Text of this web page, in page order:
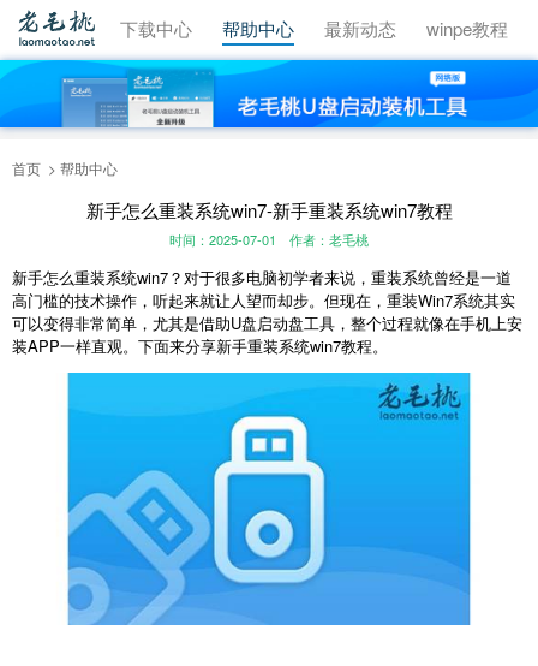
视频教程 下载中心 帮助中心 最新动态 winpe教程
首页 帮助中心
新手怎么重装系统win7-新手重装系统win7教程
时间：2025-07-01 作者：老毛桃
新手怎么重装系统win7？对于很多电脑初学者来说，重装系统曾经是一道
高门槛的技术操作，听起来就让人望而却步。但现在，重装Win7系统其实
可以变得非常简单，尤其是借助U盘启动盘工具，整个过程就像在手机上安
装APP一样直观。下面来分享新手重装系统win7教程。